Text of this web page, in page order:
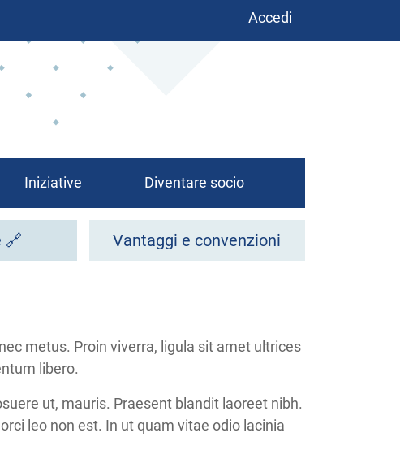
BenutzermenüAccedi
Iniziative Diventare socio
🔗 Vantaggi e convenzioni
metus. Proin viverra, ligula sit amet ultrices
libero.
ut, mauris. Praesent blandit laoreet nibh.
leo non est. In ut quam vitae odio lacinia